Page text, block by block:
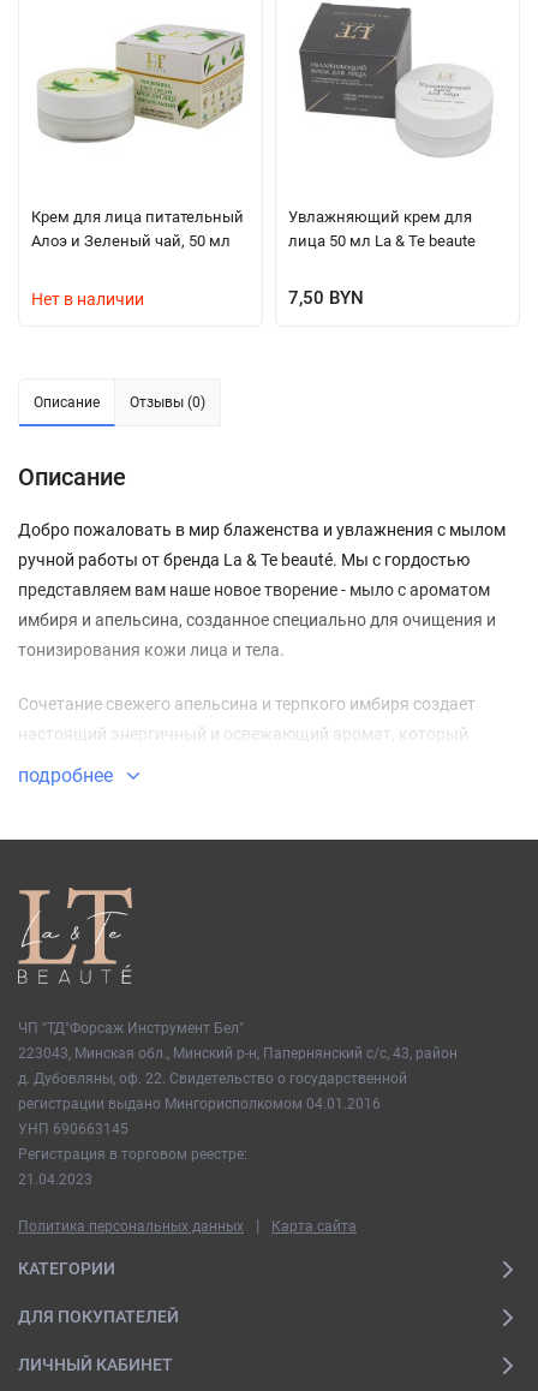
Крем для лица питательный
Алоэ и Зеленый чай, 50 мл
Нет в наличии
Увлажняющий крем для
лица 50 мл La & Te beaute
7,50 BYN
Описание Отзывы (0)
Описание
Добро пожаловать в мир блаженства и увлажнения с мылом
ручной работы от бренда La & Te beauté. Мы с гордостью
представляем вам наше новое творение - мыло с ароматом
имбиря и апельсина, созданное специально для очищения и
тонизирования кожи лица и тела.
Сочетание свежего апельсина и терпкого имбиря создает
настоящий энергичный и освежающий аромат, который
пробуждает все ваши чувства и заряжает положительной
помогает тонизировать и оживлять кожу. Имбирь обладает
противовоспалительными свойствами, способствует
улучшению циркуляции и стимулирует обновление клеток
кожи, делая ее более упругой и эластичной. Апельсин, богатый
здоровое сияние.
Мы постоянно стремимся к совершенству, поэтому наше мыло
ручной работы создается с любовью и заботой о вашей коже.
Мы используем только натуральные ингредиенты высокого
качества, чтобы обеспечить вам самый приятный и
Доставка мыло от 5 штук
подробнее
ЧП "ТД"Форсаж Инструмент Бел"
223043, Минская обл., Минский р-н, Папернянский с/с, 43, район
д. Дубовляны, оф. 22. Свидетельство о государственной
регистрации выдано Мингорисполкомом 04.01.2016
УНП 690663145
Регистрация в торговом реестре:
21.04.2023
Политика персональных данных | Карта сайта
КАТЕГОРИИ
ДЛЯ ПОКУПАТЕЛЕЙ
ЛИЧНЫЙ КАБИНЕТ